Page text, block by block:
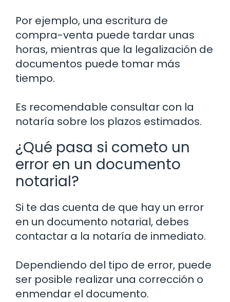
Por ejemplo, una escritura de
compra-venta puede tardar unas
horas, mientras que la legalización de
documentos puede tomar más
tiempo.
Es recomendable consultar con la
notaría sobre los plazos estimados.
¿Qué pasa si cometo un
error en un documento
notarial?
Si te das cuenta de que hay un error
en un documento notarial, debes
contactar a la notaría de inmediato.
Dependiendo del tipo de error, puede
ser posible realizar una corrección o
enmendar el documento.